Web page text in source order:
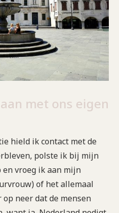
met ons eigen
hield ik contact met de
polste ik bij mijn
vroeg ik aan mijn
of het allemaal
neer dat de mensen